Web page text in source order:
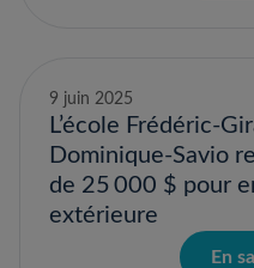
9 juin 2025
L’école Frédéric-
Dominique-Savio
de 25 000 $ pour
extérieure
En